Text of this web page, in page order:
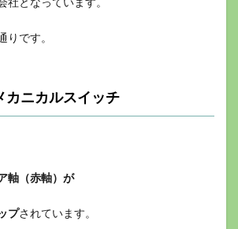
りです。
ニカルスイッチ
軸（赤軸）が
プされています。